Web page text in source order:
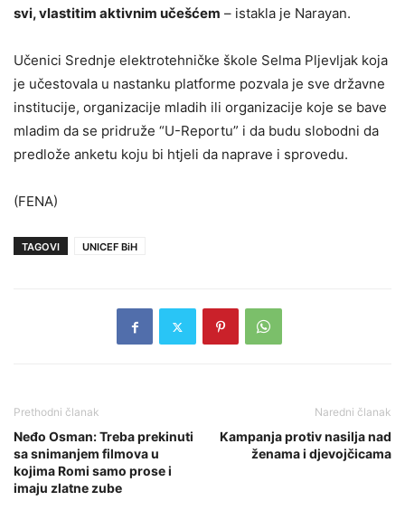
svi, vlastitim aktivnim učešćem – istakla je Narayan.
Učenici Srednje elektrotehničke škole Selma Pljevljak koja
je učestovala u nastanku platforme pozvala je sve državne
institucije, organizacije mladih ili organizacije koje se bave
mladim da se pridruže “U-Reportu” i da budu slobodni da
predlože anketu koju bi htjeli da naprave i sprovedu.
(FENA)
TAGOVI UNICEF BiH
Prethodni članak
Neđo Osman: Treba prekinuti
sa snimanjem filmova u
kojima Romi samo prose i
imaju zlatne zube
Naredni članak
Kampanja protiv nasilja nad
ženama i djevojčicama